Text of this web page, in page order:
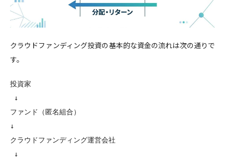
クラウドファンディング投資の基本的な資金の流れは次の通りで
す。
投資家
↓
ファンド（匿名組合）
↓
クラウドファンディング運営会社
↓